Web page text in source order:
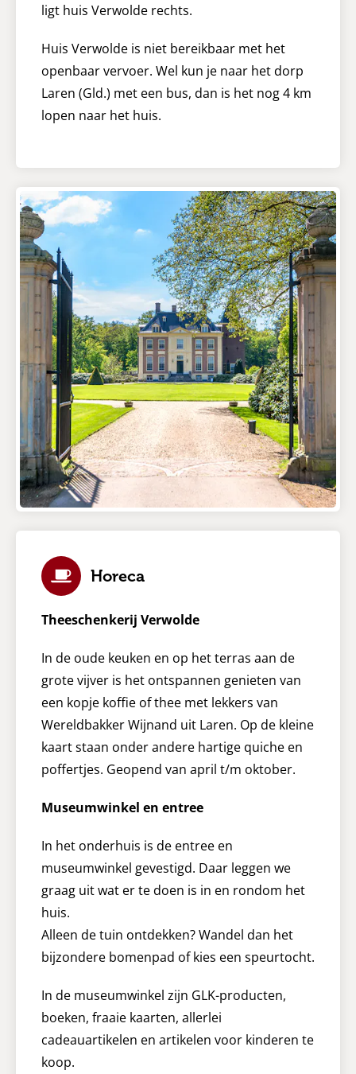
ligt huis Verwolde rechts.
Huis Verwolde is niet bereikbaar met het
openbaar vervoer. Wel kun je naar het dorp
Laren (Gld.) met een bus, dan is het nog 4 km
lopen naar het huis.
Horeca
Theeschenkerij Verwolde
In de oude keuken en op het terras aan de
grote vijver is het ontspannen genieten van
een kopje koffie of thee met lekkers van
Wereldbakker Wijnand uit Laren. Op de kleine
kaart staan onder andere hartige quiche en
poffertjes. Geopend van april t/m oktober.
Museumwinkel en entree
In het onderhuis is de entree en
museumwinkel gevestigd. Daar leggen we
graag uit wat er te doen is in en rondom het
huis.
Alleen de tuin ontdekken? Wandel dan het
bijzondere bomenpad of kies een speurtocht.
In de museumwinkel zijn GLK-producten,
boeken, fraaie kaarten, allerlei
cadeauartikelen en artikelen voor kinderen te
koop.